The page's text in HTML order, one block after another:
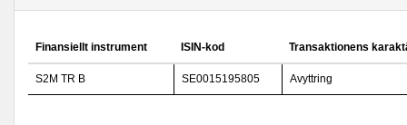
Finansiellt instrument ISIN-kod Transaktionens
S2M TR B SE0015195805 Avyttring